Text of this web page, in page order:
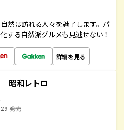
然は訪れる人々を魅了します。パ
する自然派グルメも見逃せない！
詳細を見る
昭和レトロ
発売